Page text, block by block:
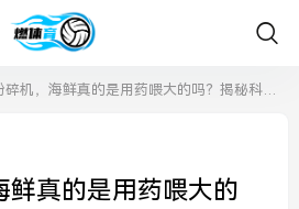
鲜真的是用药喂大的吗？揭秘科学养殖的真相，海鲜真的是用药喂大的吗？揭秘科学养殖的真相
鲜真的是用药喂大的